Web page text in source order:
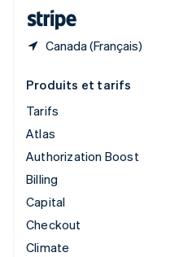
Canada (Français)
Produits et tarifs
Tarifs
Atlas
Authorization Boost
Billing
Capital
Checkout
Climate